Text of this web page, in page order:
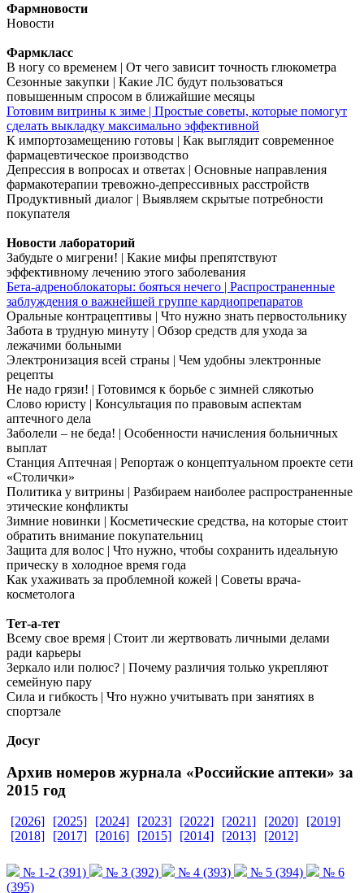
Фармновости
Новости
Фармкласс
В ногу со временем | От чего зависит точность глюкометра
Сезонные закупки | Какие ЛС будут пользоваться
повышенным спросом в ближайшие месяцы
Готовим витрины к зиме | Простые советы, которые помогут
сделать выкладку максимально эффективной
К импортозамещению готовы | Как выглядит современное
фармацевтическое производство
Депрессия в вопросах и ответах | Основные направления
фармакотерапии тревожно-депрессивных расстройств
Продуктивный диалог | Выявляем скрытые потребности
покупателя
Новости лабораторий
Забудьте о мигрени! | Какие мифы препятствуют
эффективному лечению этого заболевания
Бета-адреноблокаторы: бояться нечего | Распространенные
заблуждения о важнейшей группе кардиопрепаратов
Оральные контрацептивы | Что нужно знать первостольнику
Забота в трудную минуту | Обзор средств для ухода за
лежачими больными
Электронизация всей страны | Чем удобны электронные
рецепты
Не надо грязи! | Готовимся к борьбе с зимней слякотью
Слово юристу | Консультация по правовым аспектам
аптечного дела
Заболели – не беда! | Особенности начисления больничных
выплат
Станция Аптечная | Репортаж о концептуальном проекте сети
«Столички»
Политика у витрины | Разбираем наиболее распространенные
этические конфликты
Зимние новинки | Косметические средства, на которые стоит
обратить внимание покупательниц
Защита для волос | Что нужно, чтобы сохранить идеальную
прическу в холодное время года
Как ухаживать за проблемной кожей | Советы врача-
косметолога
Тет-а-тет
Всему свое время | Стоит ли жертвовать личными делами
ради карьеры
Зеркало или полюс? | Почему различия только укрепляют
семейную пару
Сила и гибкость | Что нужно учитывать при занятиях в
спортзале
Досуг
Архив номеров журнала «Российские аптеки» за
2015 год
[2026] [2025] [2024] [2023] [2022] [2021] [2020]
[2019]
[2018]
[2017] [2016] [2015] [2014] [2013] [2012]
№ 1-2 (391) № 3 (392) № 4 (393) № 5 (394)
№ 6
(395)